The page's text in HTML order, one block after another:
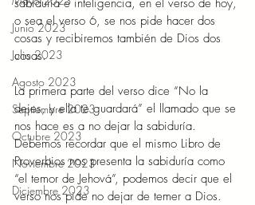
Junio 2023
Julio 2023
Agosto 2023
Septiembre 2023
Octubre 2023
Noviembre 2023
Diciembre 2023
sabiduría e inteligencia, en el verso de hoy,
o sea el verso 6, se nos pide hacer dos
cosas y recibiremos también de Dios dos
cosas.
La primera parte del verso dice “No la
dejes, y ella te guardará” el llamado que se
nos hace es a no dejar la sabiduría.
Debemos recordar que el mismo Libro de
Proverbios nos presenta la sabiduría como
“el temor de Jehová”, podemos decir que el
verso nos pide no dejar de temer a Dios.